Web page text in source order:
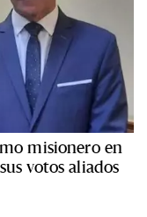
misionero en
votos aliados